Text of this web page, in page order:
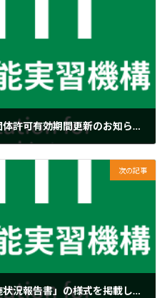
外国人技能実習機構｜監理団体許可有効期間更新のお知らせ（リーフレット）
次の記事
外国人技能実習機構｜「実施状況報告書」の様式を掲載しました